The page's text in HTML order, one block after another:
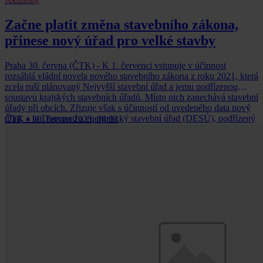
Začne platit změna stavebního zákona,
přinese nový úřad pro velké stavby
Praha 30. června (ČTK) - K 1. červenci vstupuje v účinnost
rozsáhlá vládní novela nového stavebního zákona z roku 2021, která
zcela ruší plánovaný Nejvyšší stavební úřad a jemu podřízenou
soustavu krajských stavebních úřadů. Místo nich zanechává stavební
úřady při obcích. Zřizuje však s účinností od uvedeného data nový
úřad, a to Dopravní a energetický stavební úřad (DESÚ), podřízený
ČTK • 30. června 2023, 08:03